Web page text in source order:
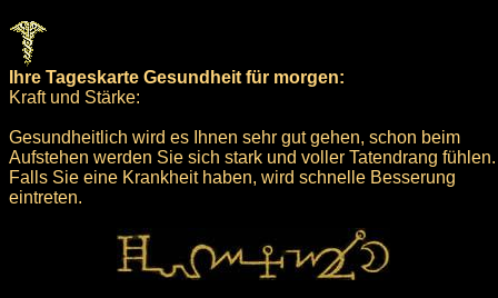
Ihre Tageskarte Gesundheit für morgen:
Kraft und Stärke:
Gesundheitlich wird es Ihnen sehr gut gehen, schon beim
Aufstehen werden Sie sich stark und voller Tatendrang fühlen.
Falls Sie eine Krankheit haben, wird schnelle Besserung
eintreten.